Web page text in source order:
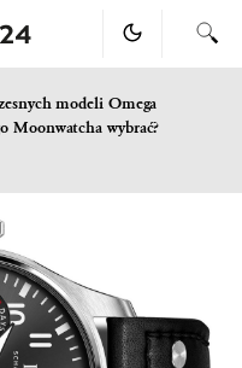
modeli Omega
Moonwatcha wybrać?